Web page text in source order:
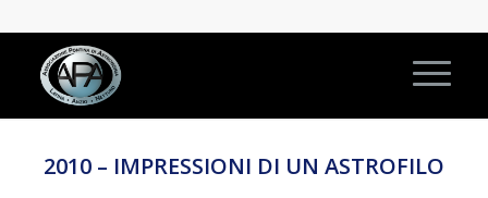
2010 – IMPRESSIONI DI UN ASTROFILO